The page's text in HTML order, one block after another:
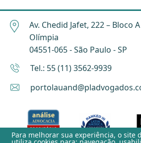
Av. Chedid Jafet, 222 – Bloco
Olímpia
04551-065 - São Paulo - SP
Tel.: 55 (11) 3562-9939
Para melhorar sua experiência, o site